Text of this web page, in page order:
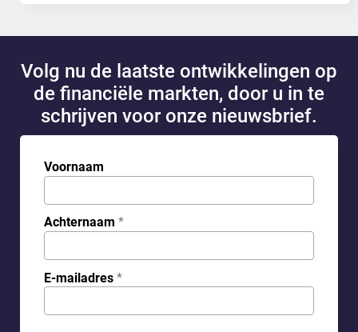
Volg nu de laatste ontwikkelingen op
de financiële markten, door u in te
schrijven voor onze nieuwsbrief.
Voornaam
Achternaam *
E-mailadres *